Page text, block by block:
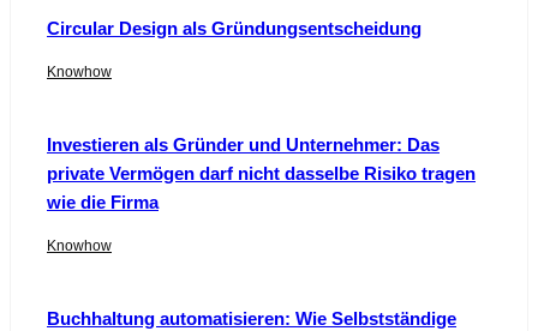
Circular Design als Gründungsentscheidung
Knowhow
Investieren als Gründer und Unternehmer: Das
private Vermögen darf nicht dasselbe Risiko tragen
wie die Firma
Knowhow
Buchhaltung automatisieren: Wie Selbstständige